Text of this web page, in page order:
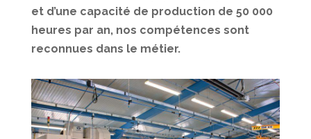
et d’une capacité de production de 50 000
heures par an, nos compétences sont
reconnues dans le métier.